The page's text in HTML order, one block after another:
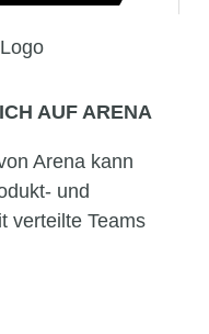
AUF ARENA
Arena kann
und
verteilte Teams